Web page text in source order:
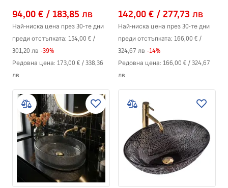
94,00 € / 183,85 лв
Най-ниска цена през 30-те дни
преди отстъпката: 154,00 € /
301,20 лв -39%
Редовна цена: 173,00 € / 338,36
лв
142,00 € / 277,73 лв
Най-ниска цена през 30-те дни
преди отстъпката: 166,00 € /
324,67 лв -14%
Редовна цена: 166,00 € / 324,67
лв